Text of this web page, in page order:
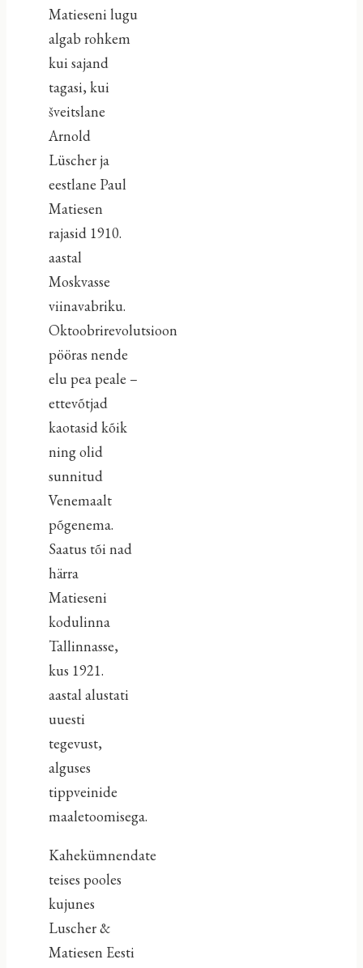
Matieseni lugu
algab rohkem
kui sajand
tagasi, kui
šveitslane
Arnold
Lüscher ja
eestlane Paul
Matiesen
rajasid 1910.
aastal
Moskvasse
viinavabriku.
Oktoobrirevolutsioon
pööras nende
elu pea peale –
ettevõtjad
kaotasid kõik
ning olid
sunnitud
Venemaalt
põgenema.
Saatus tõi nad
härra
Matieseni
kodulinna
Tallinnasse,
kus 1921.
aastal alustati
uuesti
tegevust,
alguses
tippveinide
maaletoomisega.
Kahekümnendate
teises pooles
kujunes
Luscher &
Matiesen Eesti